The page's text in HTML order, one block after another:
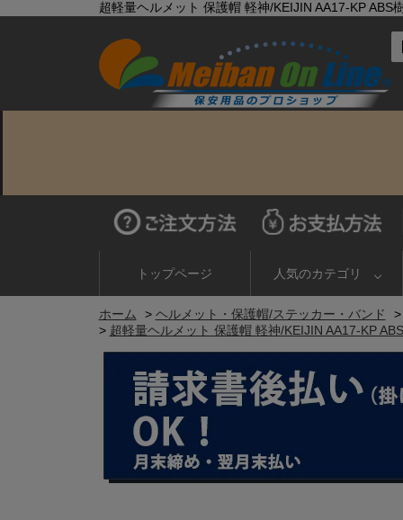
超軽量ヘルメット 保護帽 軽神/KEIJIN AA17-KP
トップページ 人気のカテゴリ
ホーム > ヘルメット・保護帽/ステッカー・バンド
> 超軽量ヘルメット 保護帽 軽神/KEIJIN AA17-KP